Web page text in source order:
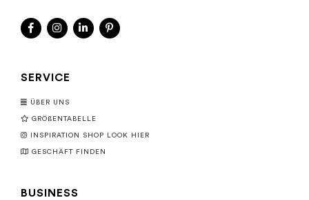
SERVICE
ÜBER UNS
GRÖßENTABELLE
INSPIRATION SHOP LOOK HIER
GESCHÄFT FINDEN
BUSINESS